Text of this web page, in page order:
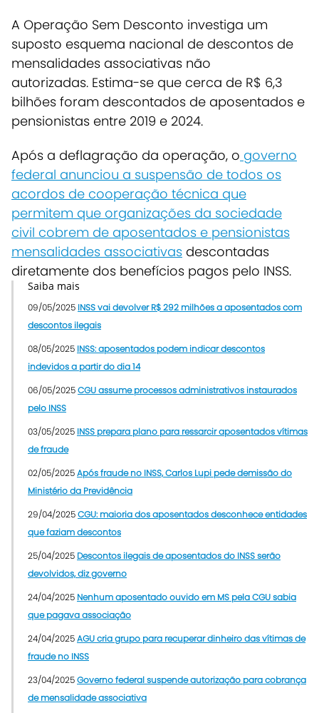
A Operação Sem Desconto investiga um
suposto esquema nacional de descontos de
mensalidades associativas não
autorizadas. Estima-se que cerca de R$ 6,3
bilhões foram descontados de aposentados e
pensionistas entre 2019 e 2024.
Após a deflagração da operação, o governo
federal anunciou a suspensão de todos os
acordos de cooperação técnica que
permitem que organizações da sociedade
civil cobrem de aposentados e pensionistas
mensalidades associativas descontadas
diretamente dos benefícios pagos pelo INSS.
Saiba mais
09/05/2025 INSS vai devolver R$ 292 milhões a aposentados com
descontos ilegais
08/05/2025 INSS: aposentados podem indicar descontos
indevidos a partir do dia 14
06/05/2025CGU assume processos administrativos instaurados
pelo INSS
03/05/2025 INSS prepara plano para ressarcir aposentados vítimas
de fraude
02/05/2025Após fraude no INSS, Carlos Lupi pede demissão do
Ministério da Previdência
29/04/2025CGU: maioria dos aposentados desconhece entidades
que faziam descontos
25/04/2025 Descontos ilegais de aposentados do INSS serão
devolvidos, diz governo
24/04/2025 Nenhum aposentado ouvido em MS pela CGU sabia
que pagava associação
24/04/2025AGU cria grupo para recuperar dinheiro das vítimas de
fraude no INSS
23/04/2025Governo federal suspende autorização para cobrança
de mensalidade associativa